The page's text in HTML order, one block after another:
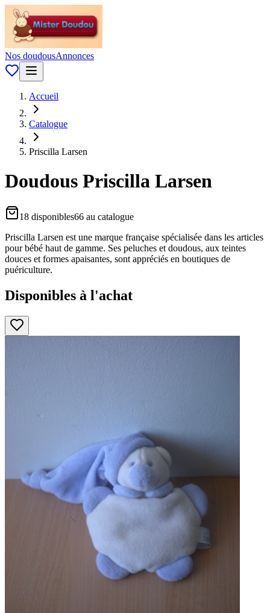
Nos doudousAnnonces
Accueil
Catalogue
Priscilla Larsen
Doudous Priscilla Larsen
18 disponibles66 au catalogue
Priscilla Larsen est une marque française spécialisée dans les articles
pour bébé haut de gamme. Ses peluches et doudous, aux teintes
douces et formes apaisantes, sont appréciés en boutiques de
puériculture.
Disponibles à l'achat